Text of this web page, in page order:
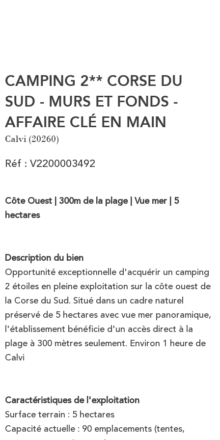
CAMPING 2** CORSE DU
SUD - MURS ET FONDS -
AFFAIRE CLÉ EN MAIN
Calvi (20260)
Réf : V2200003492
Côte Ouest | 300m de la plage | Vue mer | 5
hectares
Description du bien
Opportunité exceptionnelle d'acquérir un camping
2 étoiles en pleine exploitation sur la côte ouest de
la Corse du Sud. Situé dans un cadre naturel
préservé de 5 hectares avec vue mer panoramique,
l'établissement bénéficie d'un accès direct à la
plage à 300 mètres seulement. Environ 1 heure de
Calvi
Caractéristiques de l'exploitation
Surface terrain : 5 hectares
Capacité actuelle : 90 emplacements (tentes,